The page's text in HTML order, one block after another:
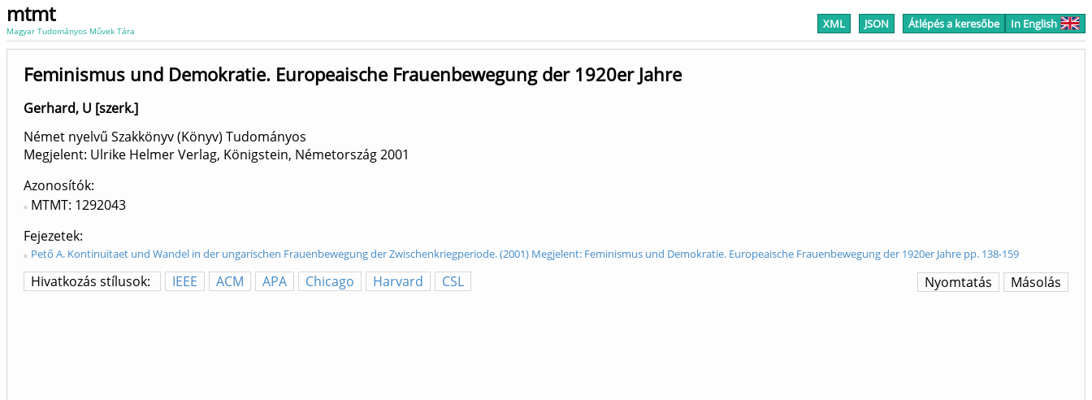
mtmt
Magyar Tudományos Művek Tára XML JSON Átlépés a keresőbe In English
Feminismus und Demokratie. Europeaische Frauenbewegung der 1920er Jahre
Gerhard, U [szerk.]
Német nyelvű Szakkönyv (Könyv) Tudományos
Megjelent: Ulrike Helmer Verlag, Königstein, Németország2001
Azonosítók
MTMT: 1292043
Fejezetek
Pető A. Kontinuitaet und Wandel in der ungarischen Frauenbewegung der Zwischenkriegperiode. (2001) Megjelent: Feminismus und Demokratie. Europeaische Frauenbewegung der 1920er Jahre pp. 138-159
Hivatkozás stílusok: IEEE ACM APA Chicago Harvard CSL Másolás
Nyomtatás